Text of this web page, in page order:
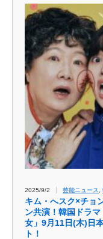
2025/9/2 芸能ニュース
キム・へスク×チョ
ン共演！韓国ドラ
女」9月11日(木)日
ト！